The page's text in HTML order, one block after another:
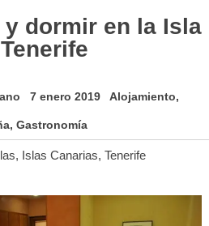
y dormir en la Isla
7 enero 2019 Alojamiento,
, Gastronomía
, Islas Canarias, Tenerife